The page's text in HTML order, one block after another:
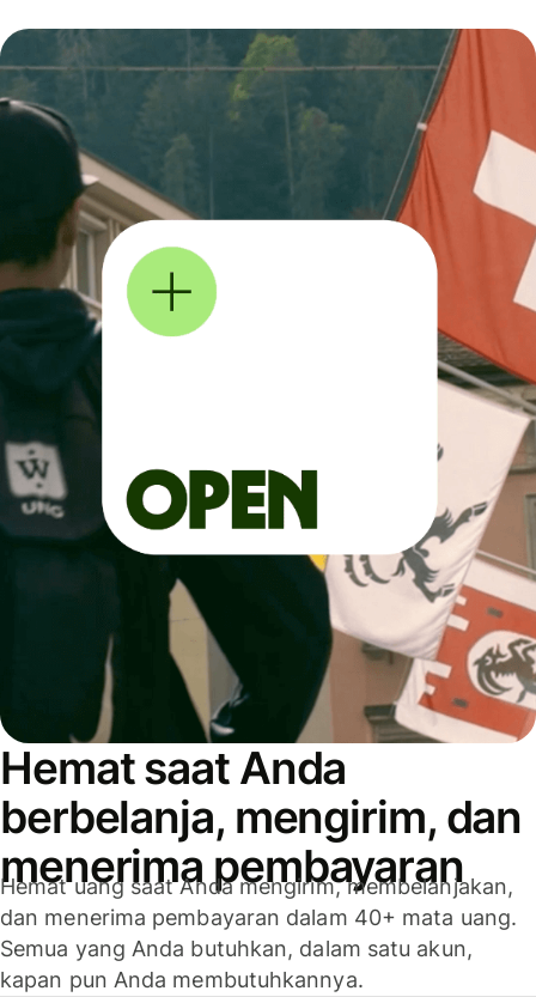
Hemat saat Anda
berbelanja, mengirim, dan
menerima pembayaran
Hemat uang saat Anda mengirim, membelanjakan,
dan menerima pembayaran dalam 40+ mata uang.
Semua yang Anda butuhkan, dalam satu akun,
kapan pun Anda membutuhkannya.